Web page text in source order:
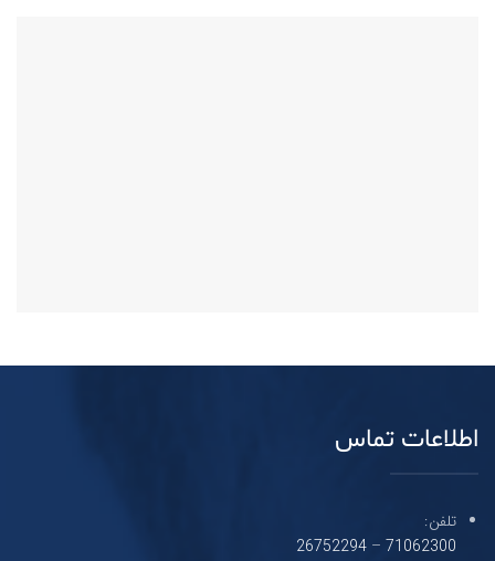
اطلاعات تماس
تلفن:
71062300
–
26752294